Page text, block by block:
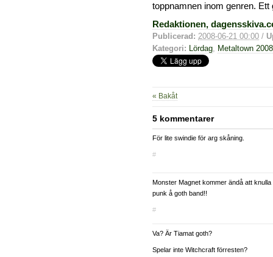
toppnamnen inom genren.
Redaktionen,
Publicerad: 2008-06-21 00:00 /
Kategori: Lördag, Metaltown 2008
« Bakåt
5 kommentarer
För lite swindie för arg skåning.
#
Monster Magnet kommer ändå att
punk å goth band!!
#
Va? Är Tiamat goth?
Spelar inte Witchcraft förresten?